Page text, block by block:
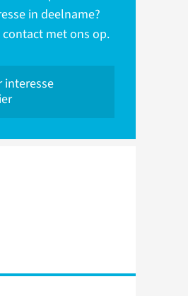
in deelname?
contact met ons op.
interesse